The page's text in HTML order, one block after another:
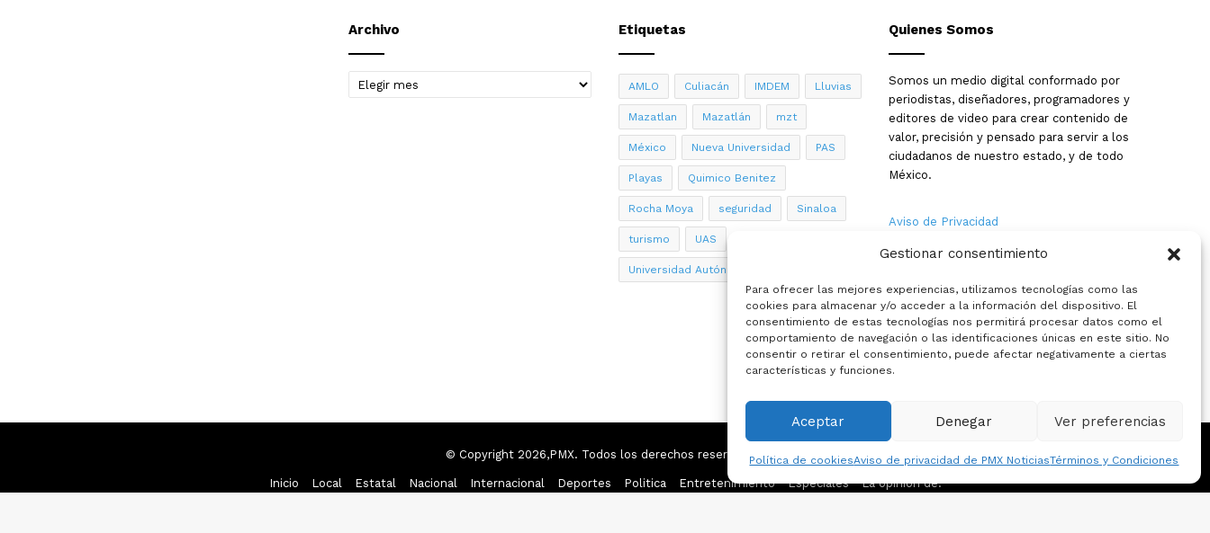
Gestionar consentimiento
Para ofrecer las mejores experiencias, utilizamos tecnologías como las
cookies para almacenar y/o acceder a la información del dispositivo. El
consentimiento de estas tecnologías nos permitirá procesar datos como el
comportamiento de navegación o las identificaciones únicas en este sitio. No
consentir o retirar el consentimiento, puede afectar negativamente a ciertas
características y funciones.
Aceptar Denegar Ver preferencias
Política de cookiesAviso de privacidad de PMX NoticiasTérminos y Condiciones
Archivo
Archivo
Etiquetas
AMLO Culiacán IMDEM Lluvias
Mazatlan Mazatlán mzt
México Nueva Universidad PAS
Playas Quimico Benitez
Rocha Moya seguridad Sinaloa
turismo UAS
Universidad Autónoma de Sinaloa
Quienes Somos
Somos un medio digital conformado por
periodistas, diseñadores, programadores y
editores de video para crear contenido de
valor, precisión y pensado para servir a los
ciudadanos de nuestro estado, y de todo
México.
Aviso de Privacidad
Nosotros
Términos y Condiciones
Política de Cookies
© Copyright 2026,PMX. Todos los derechos reservados.
Inicio Local Estatal Nacional Internacional Deportes Politica Entretenimiento Especiales
La opinion de: